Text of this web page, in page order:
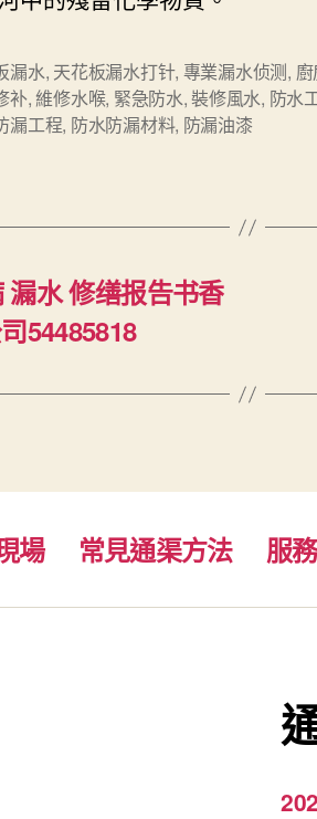
漏水, 天花板漏水打针, 專業漏水侦测,
补,維修水喉, 緊急防水,裝修風水, 防水
漏工程, 防水防漏材料, 防漏油漆
水 修缮报告书香
54485818
場 常見通渠方法 服